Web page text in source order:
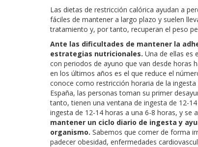
Las dietas de restricción calórica ayudan a
fáciles de mantener a largo plazo y suelen
tratamiento y, por tanto, recuperan el peso
Ante las dificultades de mantener la
estrategias nutricionales. Una de ellas es
con periodos de ayuno que van desde horas
en los últimos años es el que reduce el
conoce como restricción horaria de la
España, las personas toman su primer
tanto, tienen una ventana de ingesta de 12-
ingesta de 12-14 horas a una 6-8 horas, y se
mantener un ciclo diario de ingesta y
organismo. Sabemos que comer de forma
padecer obesidad, enfermedades